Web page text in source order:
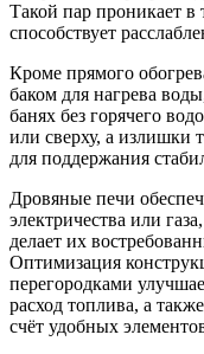
Такой пар проникает в
способствует
Кроме прямого
баком для нагрева
банях без горячего
или сверху, а излишки
для поддержания
Дровяные печи
электричества или
делает их
Оптимизация
перегородками
расход топлива, а
счёт удобных